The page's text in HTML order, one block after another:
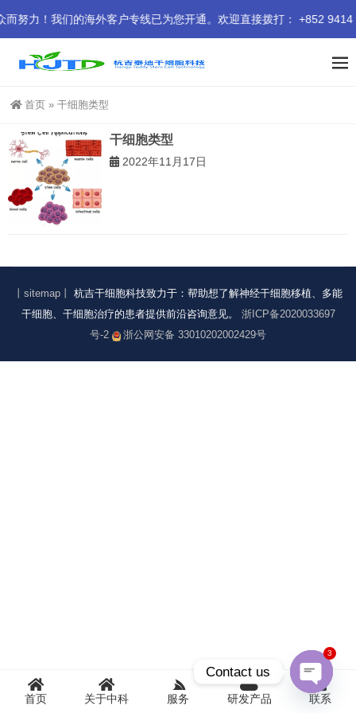
努力！我们的海外客户专线已为您开通。欢迎直接拨打： +852 9414
首页 » 干细胞类型
干细胞类型
2022年11月17日
丨sitemap丨
杭吉干细胞科技致力于：帮助想了解神经干细胞移植、多能
干细胞、干细胞治疗的患者提供前沿咨询意见。 浙ICP备2020033697
号-2
浙公网安备 33010202002429号
首页 关于中科 服务 研发产品 联系
Contact us
Open
3